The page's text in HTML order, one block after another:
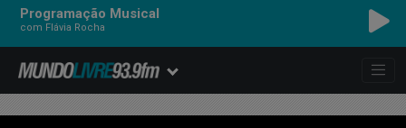
Programação Musical
com Flávia Rocha